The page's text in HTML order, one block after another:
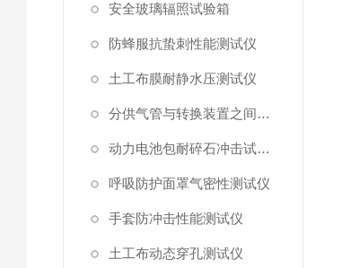
安全玻璃辐照试验箱
防蜂服抗蛰刺性能测试仪
土工布膜耐静水压测试仪
分供气管与转换装置之间连接强度试验机
动力电池包耐碎石冲击试验机
呼吸防护面罩气密性测试仪
手套防冲击性能测试仪
土工布动态穿孔测试仪